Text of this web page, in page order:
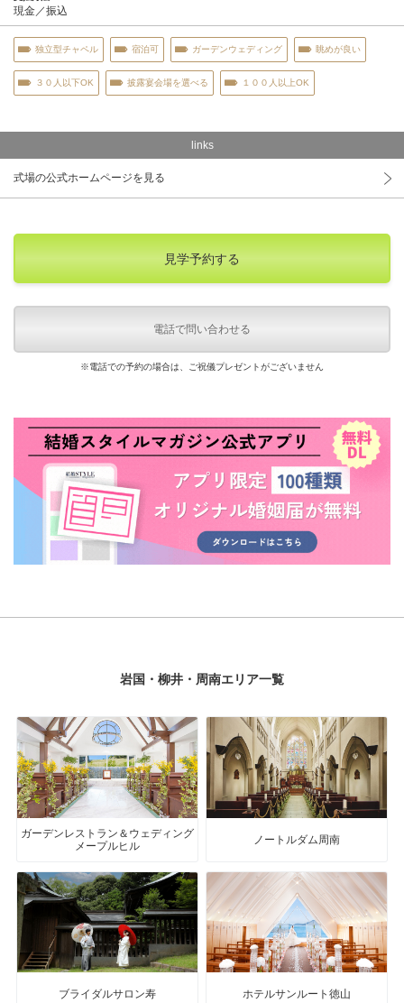
現金／振込
独立型チャペル 宿泊可 ガーデンウェディング 眺めが良い
３０人以下OK 披露宴会場を選べる １００人以上OK
links
式場の公式ホームページを見る
見学予約する
電話で問い合わせる
※電話での予約の場合は、ご祝儀プレゼントがございません
岩国・柳井・周南エリア一覧
ガーデンレストラン＆ウェディング
メープルヒル
ノートルダム周南
ブライダルサロン寿 ホテルサンルート徳山